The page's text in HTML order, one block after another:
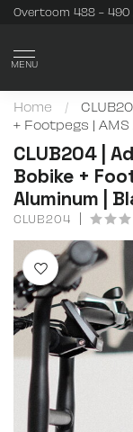
Overtoom 488 - 490
MENU
Home /
+ Footpegs | AMS
CLUB204 |
Bobike +
Aluminum |
CLUB204